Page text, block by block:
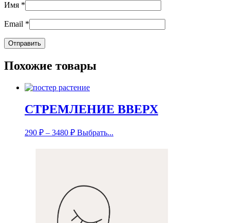
Имя *
Email *
Похожие товары
СТРЕМЛЕНИЕ ВВЕРХ
290 ₽ – 3480 ₽ Выбрать...